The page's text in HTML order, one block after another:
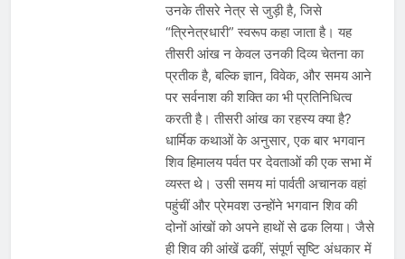
उनके तीसरे नेत्र से जुड़ी है, जिसे
“त्रिनेत्रधारी” स्वरूप कहा जाता है। यह
तीसरी आंख न केवल उनकी दिव्य चेतना का
प्रतीक है, बल्कि ज्ञान, विवेक, और समय आने
पर सर्वनाश की शक्ति का भी प्रतिनिधित्व
करती है। तीसरी आंख का रहस्य क्या है?
धार्मिक कथाओं के अनुसार, एक बार भगवान
शिव हिमालय पर्वत पर देवताओं की एक सभा में
व्यस्त थे। उसी समय मां पार्वती अचानक वहां
पहुंचीं और प्रेमवश उन्होंने भगवान शिव की
दोनों आंखों को अपने हाथों से ढक लिया। जैसे
ही शिव की आंखें ढकीं, संपूर्ण सृष्टि अंधकार में